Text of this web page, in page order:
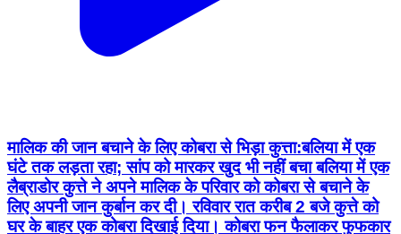
मालिक की जान बचाने के लिए कोबरा से भिड़ा कुत्ता:बलिया में एक
घंटे तक लड़ता रहा; सांप को मारकर खुद भी नहीं बचा बलिया में एक
लैब्राडोर कुत्ते ने अपने मालिक के परिवार को कोबरा से बचाने के
लिए अपनी जान कुर्बान कर दी। रविवार रात करीब 2 बजे कुत्ते को
घर के बाहर एक कोबरा दिखाई दिया। कोबरा फन फैलाकर फुफकार